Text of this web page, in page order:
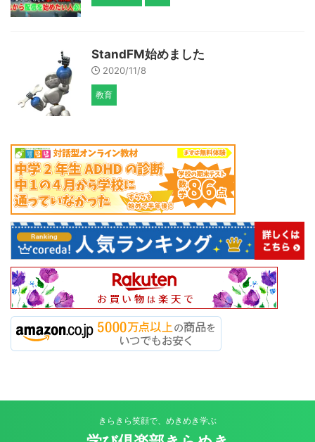
StandFM始めました
2020/11/8
教育
きらきら笑顔で、めきめき学ぶ